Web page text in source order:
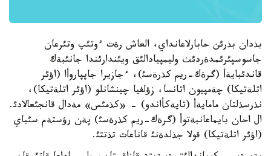
بذدان بذرئن حابارلاعانداي، العاش رةت ءوتئپ وتئرعان
جاسوسپئرئمدةردئث وليمپيادالئق ويئندارئندا جانئبةك
قاندئبايةأ (گرةك-ريم كذرةسئ)، ءجازيرا جاپپاروأا (اؤئر
اتلةتيكا) چةمپيون اتانسا، زؤلفيا چينشانلو (اؤئر اتلةتيكا)،
نذرسذلتان مامايةأ (تايةكأاندو) - «كذمئس» مةدال قانجئعالادئ.
ال احان بايماعانبةتوأ (گرةك-ريم كذرةسئ) پةن رؤستةم سئباي
(اؤئر اتلةتيكا) قولا جذلدةنئ قاناعات تذتتئ.